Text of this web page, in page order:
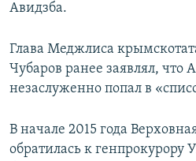
Авидзба.
Глава Меджлиса
Чубаров ранее заявлял, что
незаслуженно попал в
В начале 2015 года
обратилась к генпрокурору